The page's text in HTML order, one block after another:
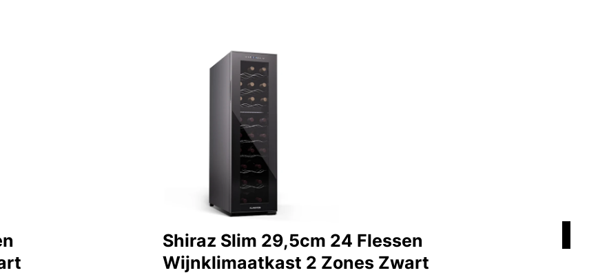
Shiraz Slim 29,5cm 24 Flessen
Wijnklimaatkast 2 Zones Zwart